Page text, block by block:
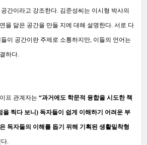
간이라고 강조한다. 김준성씨는 이시형 박사의
을 닮은 공간을 만들 지에 대해 설명한다. 서로 다
이 공간이란 주제로 소통하지만, 이들의 언어는
하다.
프 관계자는 “과거에도 학문적 융합을 시도한 책
을 찍다 보니) 독자들이 쉽게 이해하기 어려운 부
독자들의 이해를 돕기 위해 기획된 생활밀착형
.